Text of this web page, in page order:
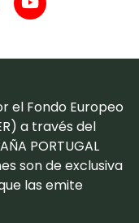
el Fondo Europeo
a través del
PORTUGAL
son de exclusiva
las emite